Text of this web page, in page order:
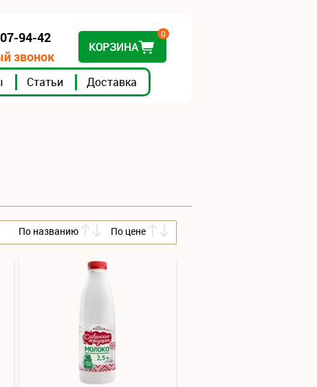
Статьи Доставка
94-42
звонок
КОРЗИНА
0
По названию По цене